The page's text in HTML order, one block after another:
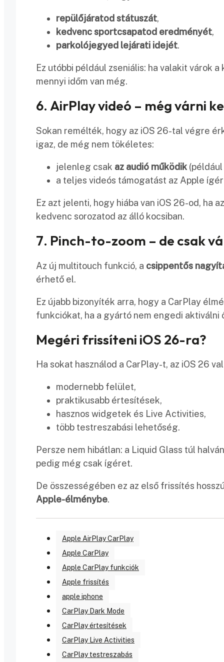
repülőjáratod státuszát,
kedvenc sportcsapatod eredményét,
parkolójegyed lejárati idejét.
Ez utóbbi például zseniális: ha valakit várok
mennyi időm van még.
6. AirPlay videó – még várni
Sokan remélték, hogy az iOS 26-tal végre
igaz, de még nem tökéletes:
jelenleg csak az audió működik
a teljes videós támogatást az Apple
Ez azt jelenti, hogy hiába van iOS 26-od, ha
kedvenc sorozatod az álló kocsiban.
7. Pinch-to-zoom – de csak
Az új multitouch funkció, a csippentős
érhető el.
Ez újabb bizonyíték arra, hogy a CarPlay
funkciókat, ha a gyártó nem engedi aktiválni
Megéri frissíteni iOS 26-ra?
Ha sokat használod a CarPlay-t, az iOS 26
modernebb felület,
praktikusabb értesítések,
hasznos widgetek és Live Activities,
több testreszabási lehetőség.
Persze nem hibátlan: a Liquid Glass túl
pedig még csak ígéret.
De összességében ez az első frissítés
Apple-élménybe.
Apple AirPlay CarPlay
Apple CarPlay
Apple CarPlay funkciók
Apple frissítés
apple iphone
CarPlay Dark Mode
CarPlay értesítések
CarPlay Live Activities
CarPlay testreszabás